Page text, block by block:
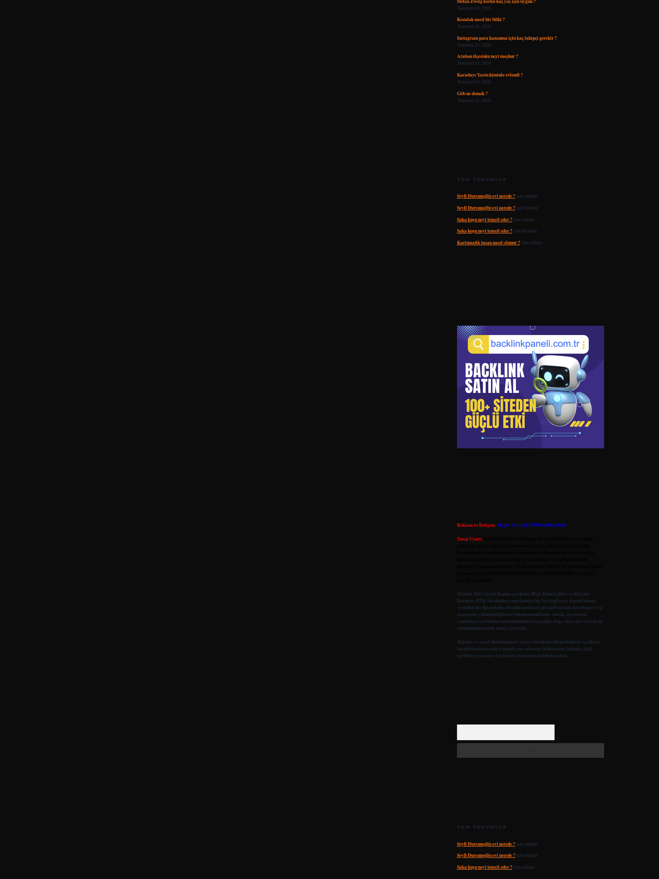
Temmuz 28, 2026
Kozalak nasıl bir bitki ?
Temmuz 26, 2026
Instagram para kazanma için kaç takipçi gerekir ?
Temmuz 25, 2026
Araban ilçesinin neyi meşhur ?
Temmuz 25, 2026
Karadayı Yasin kiminle evlendi ?
Temmuz 24, 2026
Göb ne demek ?
Temmuz 22, 2026
SON YORUMLAR
Seyfi Dursunoğlu evi nerede ?içinadmin
Seyfi Dursunoğlu evi nerede ?içinSamur
Saka kuşu neyi temsil eder ?içinadmin
Saka kuşu neyi temsil eder ?için Meltem
Karizmatik insan nasıl olunur ?içinadmin
Reklam ve İletişim:Skype: live:.cid.575569c608265c69
Yasal Uyarı:
Sitemiz, 5651 Sayılı Kanun gereğince Bilgi Teknolojileri ve İletişim
Kurumu (BTK) tarafından onaylanmış bir Yer Sağlayıcı olarak hizmet
vermektedir. Bu nedenle, sitedeki içerikleri proaktif olarak denetleme veya
araştırma yükümlülüğümüz bulunmamaktadır. Ancak, üyelerimiz
yazdıkları içeriklerin sorumluluğunu taşımakta olup, siteye üye olarak bu
sorumluluğu kabul etmiş sayılırlar.
Hukuka ve yasal düzenlemelere aykırı olduğunu düşündüğünüz içerikleri,
backlinkpanelicomtr@gmail.com adresine bildirmeniz halinde, ilgili
içerikler yasal süre içerisinde sitemizden kaldırılacaktır.
SON YORUMLAR
Seyfi Dursunoğlu evi nerede ?içinadmin
Seyfi Dursunoğlu evi nerede ?içinSamur
Saka kuşu neyi temsil eder ?içinadmin